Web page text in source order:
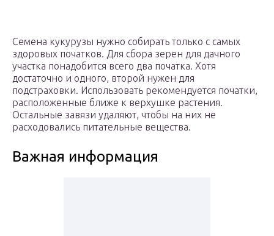
Семена кукурузы нужно собирать только с самых
здоровых початков. Для сбора зерен для дачного
участка понадобится всего два початка. Хотя
достаточно и одного, второй нужен для
подстраховки. Использовать рекомендуется початки,
расположенные ближе к верхушке растения.
Остальные завязи удаляют, чтобы на них не
расходовались питательные вещества.
Важная информация